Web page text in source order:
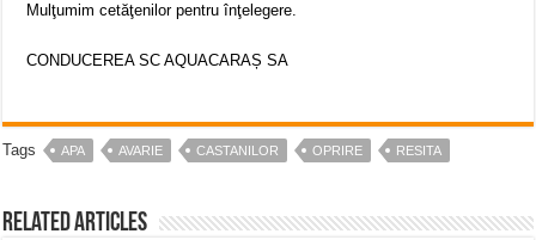
Mulţumim cetăţenilor pentru înţelegere.
CONDUCEREA SC AQUACARAȘ SA
Tags APA AVARIE CASTANILOR OPRIRE RESITA
Related Articles